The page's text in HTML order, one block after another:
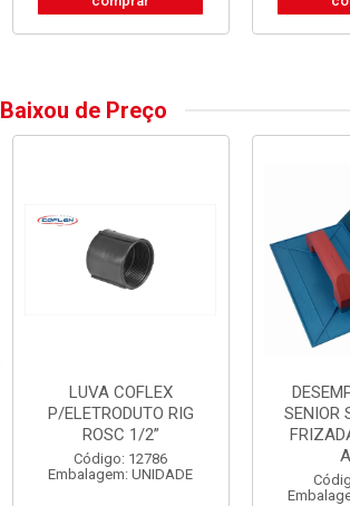
Baixou de Preço
LUVA COFLEX
P/ELETRODUTO RIG
ROSC 1/2”
Código: 12786
Embalagem: UNIDADE
SENIOR